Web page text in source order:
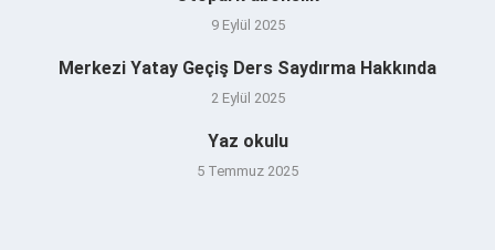
9 Eylül 2025
Merkezi Yatay Geçiş Ders Saydırma Hakkında
2 Eylül 2025
Yaz okulu
5 Temmuz 2025